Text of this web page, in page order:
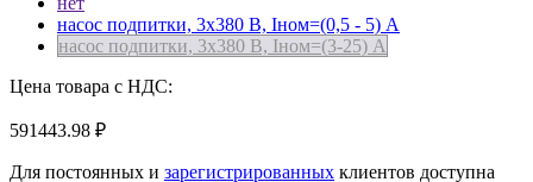
насос подпитки, 3х380 В, Iном=(0,5 - 5) А
насос подпитки, 3х380 В, Iном=(3-25) А
Цена товара с НДС:
591443.98 ₽
Для постоянных и зарегистрированных клиентов доступна